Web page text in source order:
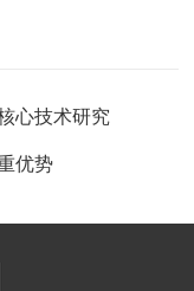
心技术研究
优势